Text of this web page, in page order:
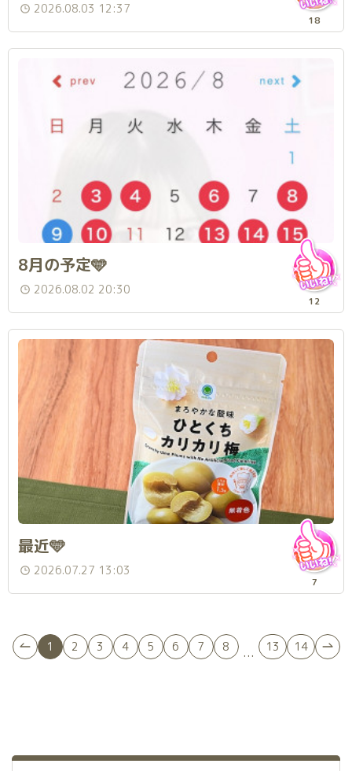
2026.08.03 12:37
18
8月の予定🩵
2026.08.02 20:30
12
最近🩵
2026.07.27 13:03
7
1 2 3 4 5 6 7 8 ... 13 14